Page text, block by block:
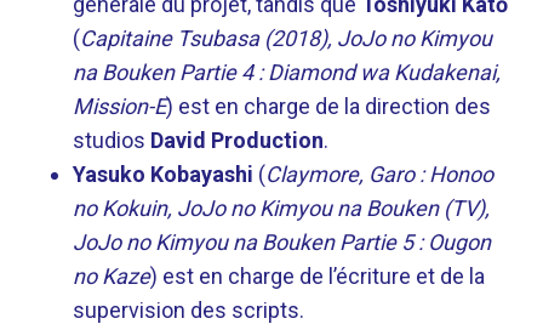
(Capitaine Tsubasa (2018), JoJo no Kimyou
na Bouken Partie 4 : Diamond wa Kudakenai,
Mission-E) est en charge de la direction des
studios David Production.
Yasuko Kobayashi (Claymore, Garo : Honoo
no Kokuin, JoJo no Kimyou na Bouken (TV),
JoJo no Kimyou na Bouken Partie 5 : Ougon
no Kaze) est en charge de l’écriture et de la
supervision des scripts.